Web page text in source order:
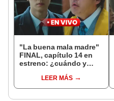
"La buena mala madre"
FINAL, capítulo 14 en
estreno: ¿cuándo y
Lee Do Hyun?
LEER MÁS